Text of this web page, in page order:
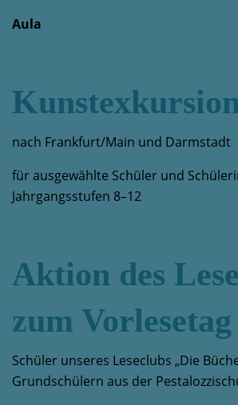
Aula
nach Frankfurt/Main und Darmstadt
für ausgewählte Schüler und
Jahrgangsstufen 8–12
Aktion des
zum Vorlesetag
Schüler unseres Leseclubs „Die
Grundschülern aus der